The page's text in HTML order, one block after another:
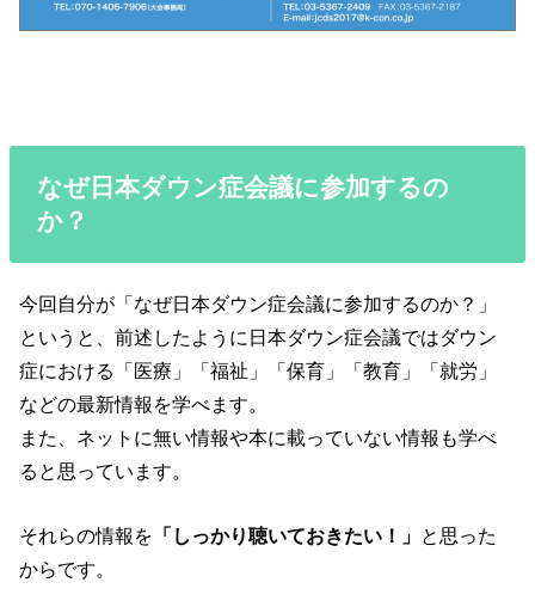
なぜ日本ダウン症会議に参加するの
か？
今回自分が「なぜ日本ダウン症会議に参加するのか？」
というと、前述したように日本ダウン症会議ではダウン
症における「医療」「福祉」「保育」「教育」「就労」
などの最新情報を学べます。
また、ネットに無い情報や本に載っていない情報も学べ
ると思っています。
それらの情報を 「しっかり聴いておきたい！」 と思った
からです。